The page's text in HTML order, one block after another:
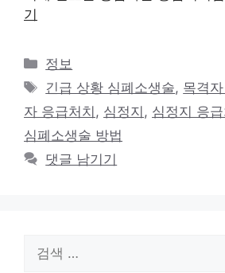
기
카
테
리
정보
태
그
긴급 상황 심폐소생술, 목격
자 응급처치 , 심정지 , 심정지 응
심폐소생술 방법
댓글 남기기
색: